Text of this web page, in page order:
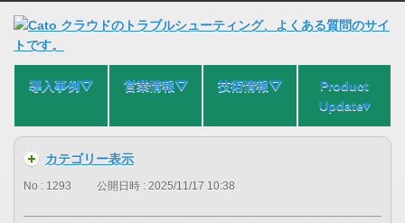
導入事例⛛ 営業情報⛛ 技術情報⛛
Product
Update▾
カテゴリー表示
No : 1293 公開日時 : 2025/11/17 10:38